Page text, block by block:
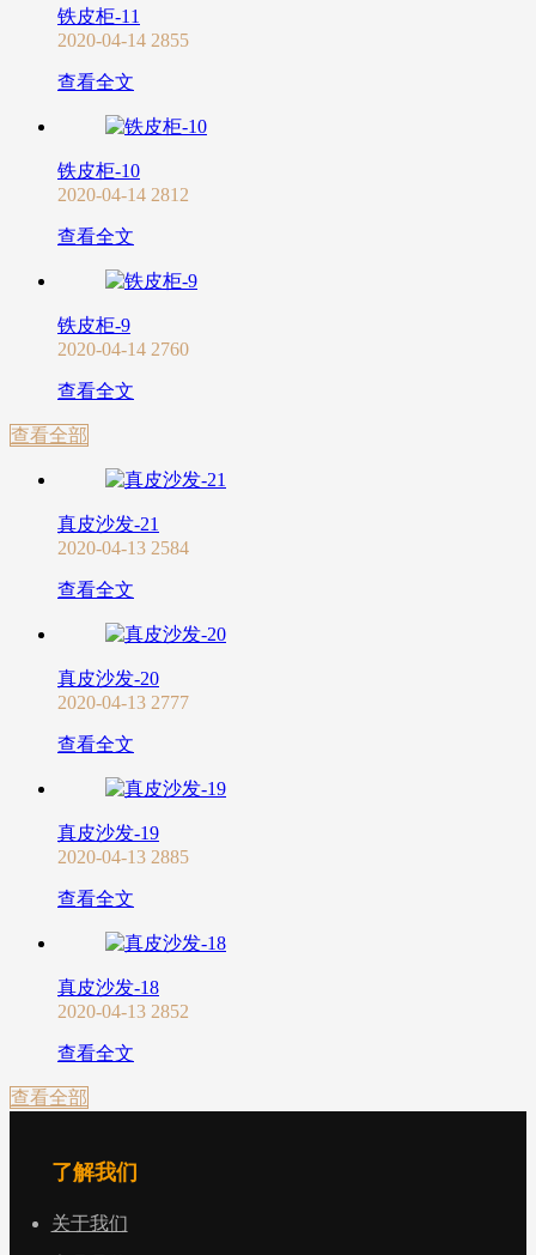
铁皮柜-11
2020-04-14 2855
查看全文
铁皮柜-10
2020-04-14 2812
查看全文
铁皮柜-9
2020-04-14 2760
查看全文
查看全部
真皮沙发-21
2020-04-13 2584
查看全文
真皮沙发-20
2020-04-13 2777
查看全文
真皮沙发-19
2020-04-13 2885
查看全文
真皮沙发-18
2020-04-13 2852
查看全文
查看全部
了解我们
关于我们